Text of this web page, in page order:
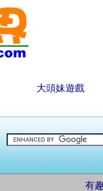
大頭妹遊戲
有